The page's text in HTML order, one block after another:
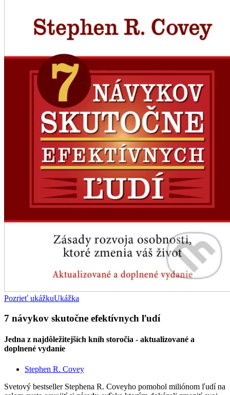
Pozrieť ukážkuUkážka
7 návykov skutočne efektívnych ľudí
Jedna z najdôležitejších kníh storočia - aktualizované a
doplnené vydanie
Stephen R. Covey
Svetový bestseller Stephena R. Coveyho pomohol miliónom ľudí na